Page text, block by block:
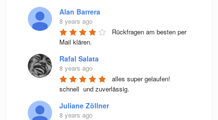
Alan Barrera
8 years ago
Rückfragen am besten per
Mail klären.
Rafal Salata
8 years ago
alles super gelaufen!
schnell  und zuverlässig.
Juliane Zöllner
8 years ago